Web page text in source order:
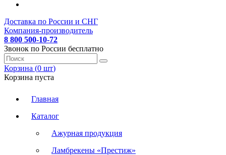
Доставка по России и СНГ
Компания-производитель
8 800 500-10-72
Звонок по России бесплатно
Корзина (0 шт)
Корзина пуста
Главная
Каталог
Ажурная продукция
Ламбрекены «Престиж»